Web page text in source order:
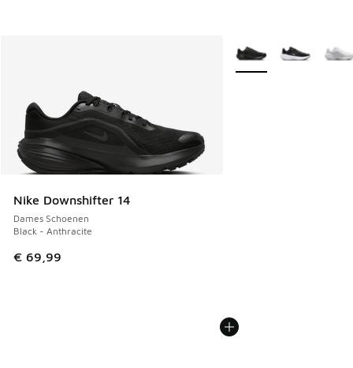
Nike Downshifter 14
Dames Schoenen
Black - Anthracite
€ 69,99
Meer kleuren